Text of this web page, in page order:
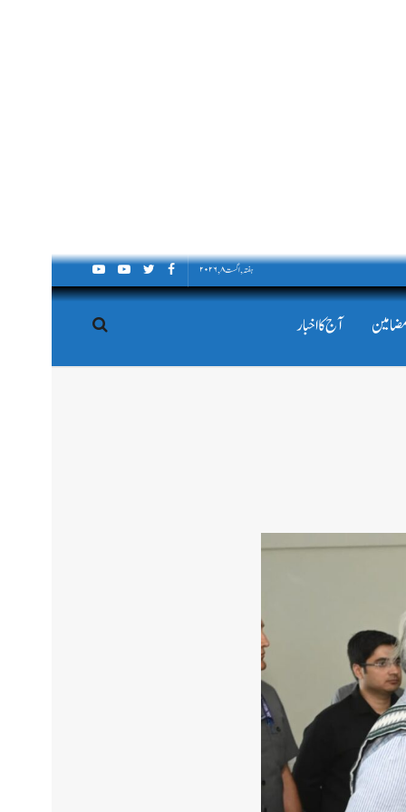
ہفتہ, اگست ۸, ۲۰۲۶
آج کا اخبار